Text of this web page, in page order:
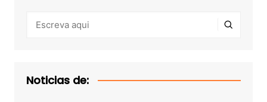
Noticias de: